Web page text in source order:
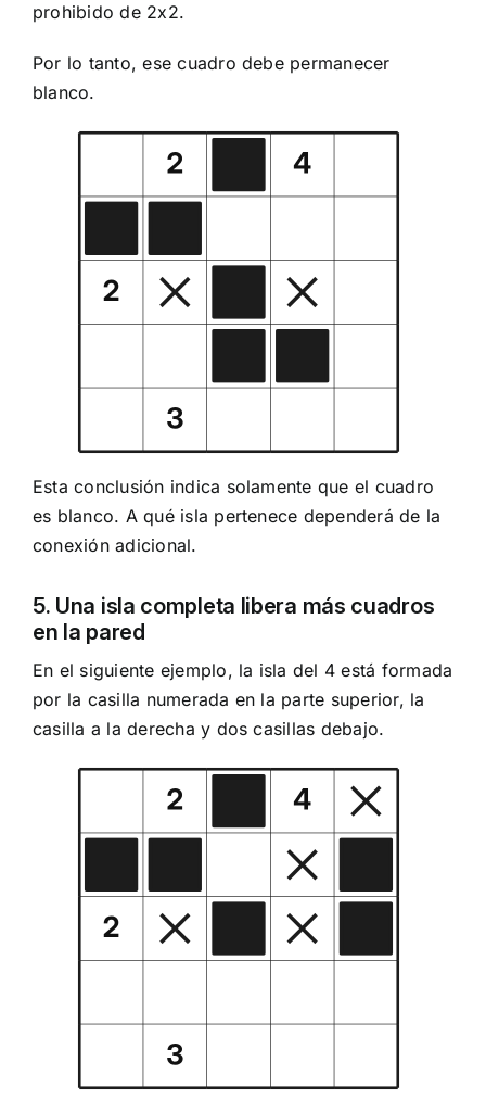
prohibido de 2x2.
Por lo tanto, ese cuadro debe permanecer
blanco.
Esta conclusión indica solamente que el cuadro
es blanco. A qué isla pertenece dependerá de la
conexión adicional.
5. Una isla completa libera más cuadros
en la pared
En el siguiente ejemplo, la isla del 4 está formada
por la casilla numerada en la parte superior, la
casilla a la derecha y dos casillas debajo.